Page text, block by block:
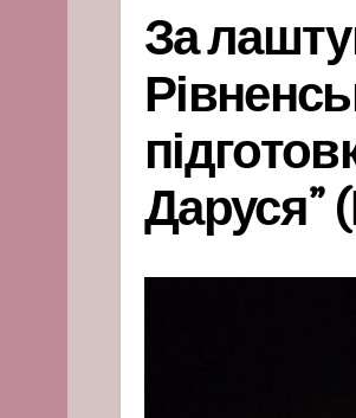
За
Даруся”